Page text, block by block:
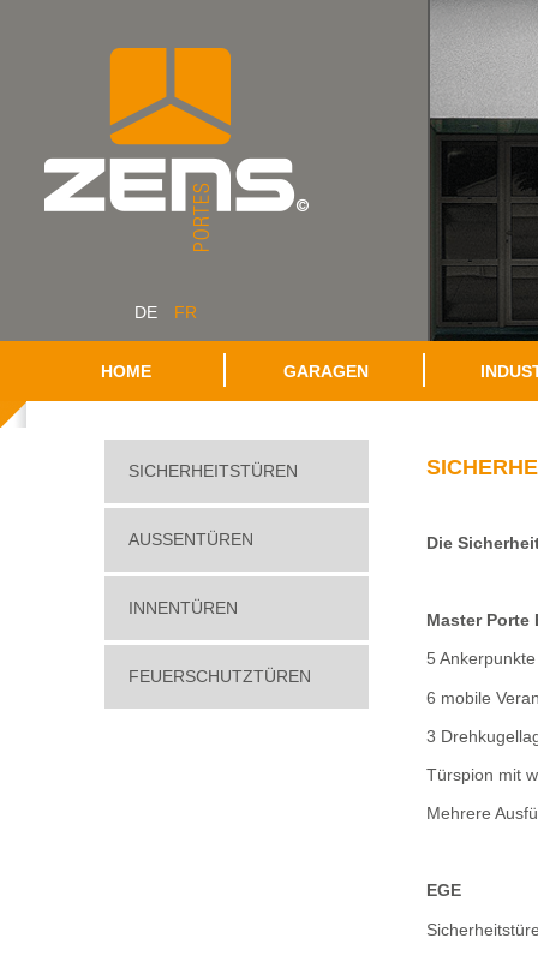
DE FR
HOME GARAGEN
SICHERHEITSTÜREN
AUSSENTÜREN
INNENTÜREN
FEUERSCHUTZTÜREN
Die
Master Porte
5
6 mobile
3
Türspion mit
Mehrere
EGE